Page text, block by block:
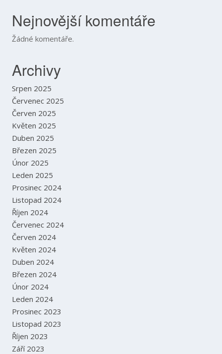
Nejnovější komentáře
Žádné komentáře.
Archivy
Srpen 2025
Červenec 2025
Červen 2025
Květen 2025
Duben 2025
Březen 2025
Únor 2025
Leden 2025
Prosinec 2024
Listopad 2024
Říjen 2024
Červenec 2024
Červen 2024
Květen 2024
Duben 2024
Březen 2024
Únor 2024
Leden 2024
Prosinec 2023
Listopad 2023
Říjen 2023
Září 2023